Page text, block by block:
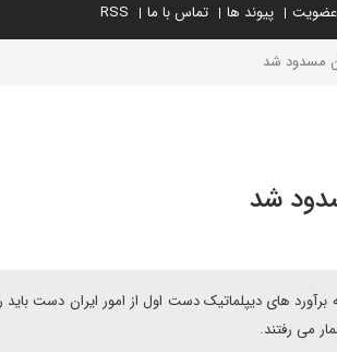
عضویت پیوند ها تماس با ما RSS
مسدود شد
شد
برآورد های دیپلماتیک دست اول از امور ایران دست
می رفتند.